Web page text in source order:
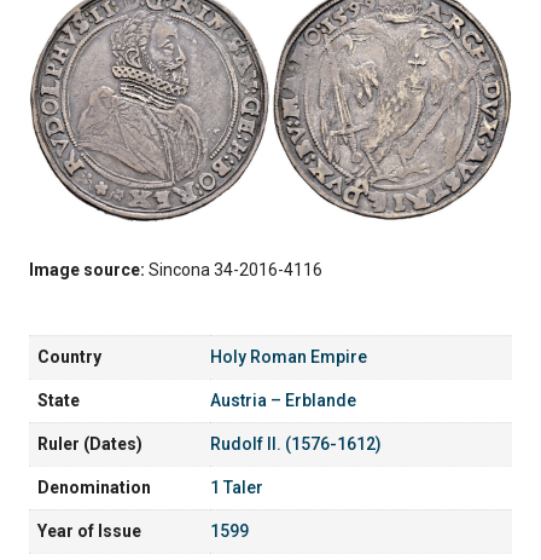
Image source: Sincona 34-2016-4116
Country Holy Roman Empire
State Austria – Erblande
Ruler (Dates) Rudolf II. (1576-1612)
Denomination 1 Taler
Year of Issue 1599